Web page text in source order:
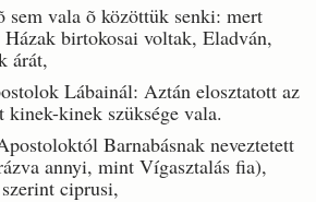
sem vala õ közöttük senki: mert
birtokosai voltak, Eladván,
árát,
Lábainál: Aztán elosztatott az
kinek-kinek szüksége vala.
Barnabásnak neveztetett
annyi, mint Vígasztalás fia),
ciprusi,